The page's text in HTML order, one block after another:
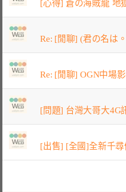
[心得] 蒼の海賊龍 地
Re: [閒聊] (君の名は
Re: [閒聊] OGN中場
[問題] 台灣大哥大4G
[出售] [全國]全新千